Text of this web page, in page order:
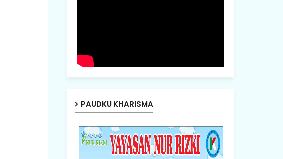
PAUDKU KHARISMA